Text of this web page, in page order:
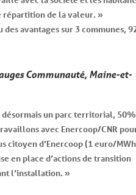
de la valeur. »
avantages sur 3 communes,
Communauté, Maine-et-
désormais un parc territorial, 50%
avec Enercoop/CNR
citoyen d’Enercoop (1 euro/MWh
en place d’actions de transition
l’installation. »